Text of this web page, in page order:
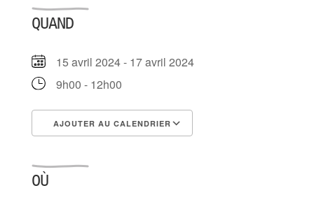
Détails de
QUAND
15 avril 2024 - 17 avril 2024
9h00 - 12h00
AJOUTER AU CALENDRIER
OÙ